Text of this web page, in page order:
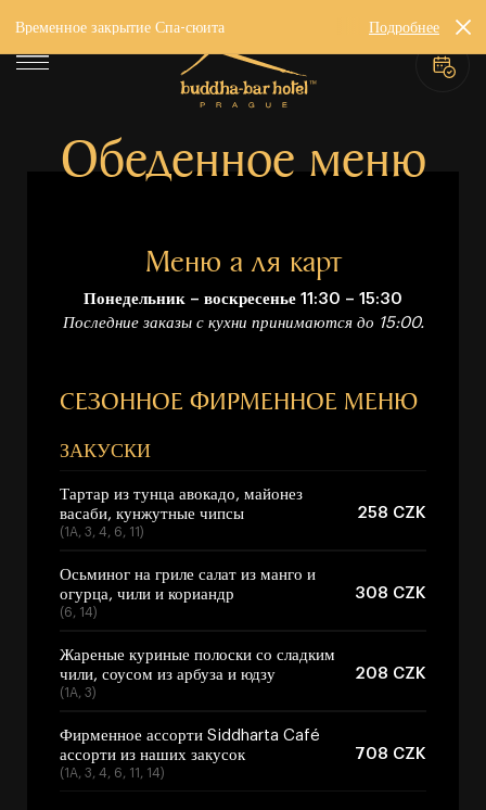
Обеденное меню
Меню а ля карт
Понедельник – воскресенье 11:30 – 15:30
Последние заказы с кухни принимаются до 15:00.
СЕЗОННОЕ ФИРМЕННОЕ МЕНЮ
ЗАКУСКИ
Тартар из тунца авокадо, майонез
васаби, кунжутные чипсы
(1A, 3, 4, 6, 11)
258 CZK
Осьминог на гриле салат из манго и
огурца, чили и кориандр
(6, 14)
308 CZK
Жареные куриные полоски со сладким
чили, соусом из арбуза и юдзу
(1A, 3)
208 CZK
Фирменное ассорти Siddharta Café
ассорти из наших закусок
(1A, 3, 4, 6, 11, 14)
708 CZK
Временное закрытие Спа-сюита Подробнее